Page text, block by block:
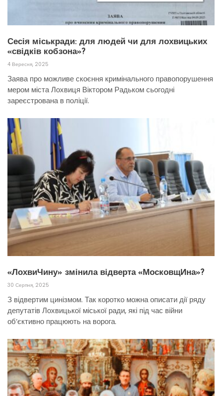
Сесія міськради: для людей чи для лохвицьких
«свідків кобзона»?
4 Вересня, 2025
Заява про можливе скоєння кримінального правопорушення
мером міста Лохвиця Віктором Радьком сьогодні
зареєстрована в поліції.
«ЛохвиЧину» змінила відверта «МосковщИна»?
30 Серпня, 2025
З відвертим цинізмом. Так коротко можна описати дії ряду
депутатів Лохвицької міської ради, які під час війни
об’єктивно працюють на ворога.